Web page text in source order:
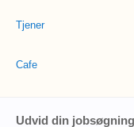
Tjener
Cafe
Udvid din